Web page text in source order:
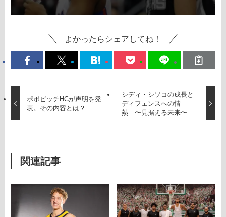
よかったらシェアしてね！
ポポビッチHCが声明を発
表。その内容とは？
シディ・シソコの成長と
ディフェンスへの情
熱 〜見据える未来〜
関連記事